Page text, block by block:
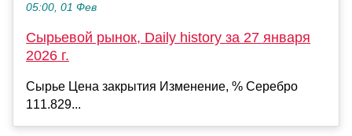
05:00, 01 Фев
Сырьевой рынок, Daily history за 27 января
2026 г.
Сырье Цена закрытия Изменение, % Серебро
111.829...